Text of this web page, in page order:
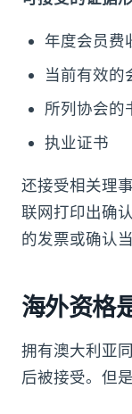
年度会员费
当前有效的
所列协会的
执业证书
还接受相关理
联网打印出确
的发票或确认
海外资格
拥有澳大利亚
后被接受。但